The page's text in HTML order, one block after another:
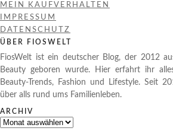
MEIN KAUFVERHALTEN
IMPRESSUM
DATENSCHUTZ
ÜBER FIOSWELT
FiosWelt ist ein deutscher Blog, der 2012
Beauty geboren wurde. Hier erfahrt ihr
Beauty-Trends, Fashion und Lifestyle. Seit
über alls rund ums Familienleben.
ARCHIV
Archiv